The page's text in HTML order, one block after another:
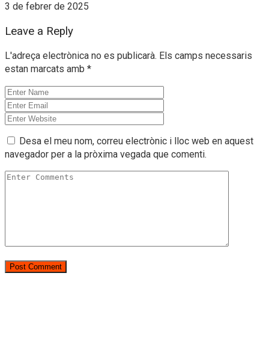
3 de febrer de 2025
Leave a Reply
L'adreça electrònica no es publicarà. Els camps necessaris
estan marcats amb *
Desa el meu nom, correu electrònic i lloc web en aquest
navegador per a la pròxima vegada que comenti.